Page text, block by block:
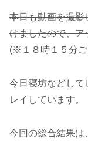
本日も動画を撮影
けましたので、ア
(※１８時１５分
今日寝坊などして
レイしています。
今回の総合結果は